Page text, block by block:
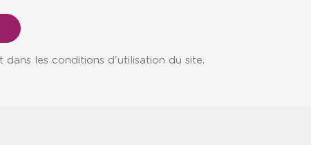
les conditions d'utilisation du site.